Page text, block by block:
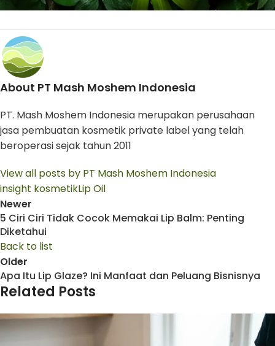
About PT Mash Moshem Indonesia
PT. Mash Moshem Indonesia merupakan perusahaan
jasa pembuatan kosmetik private label yang telah
beroperasi sejak tahun 2011
View all posts by PT Mash Moshem Indonesia
insight kosmetikLip Oil
Newer
5 Ciri Ciri Tidak Cocok Memakai Lip Balm: Penting
Diketahui
Back to list
Older
Apa Itu Lip Glaze? Ini Manfaat dan Peluang Bisnisnya
Related Posts